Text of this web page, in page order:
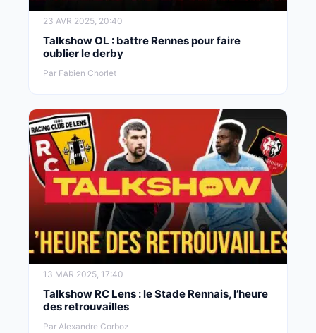
23 AVR 2025, 20:40
Talkshow OL : battre Rennes pour faire
oublier le derby
Par Fabien Chorlet
13 MAR 2025, 17:40
Talkshow RC Lens : le Stade Rennais, l’heure
des retrouvailles
Par Alexandre Corboz